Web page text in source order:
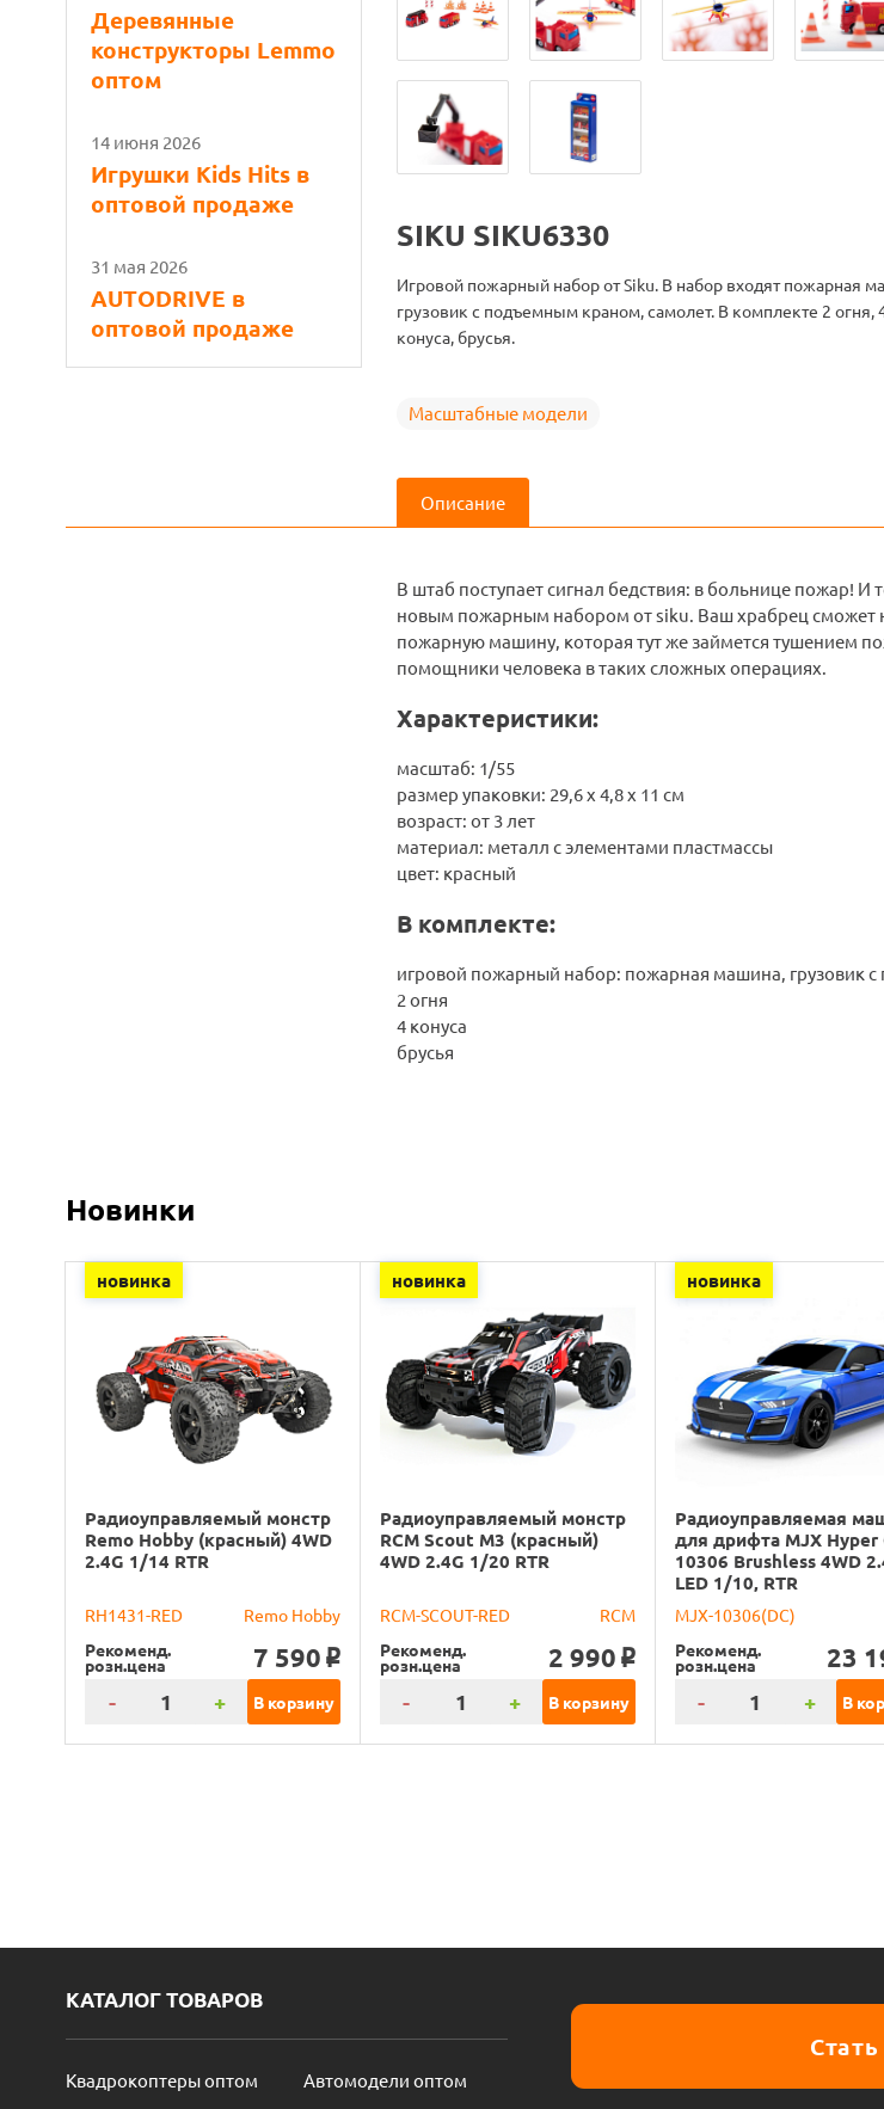
Деревянные
конструкторы Lemmo
оптом
14 июня 2026
Игрушки Kids Hits в
оптовой продаже
31 мая 2026
AUTODRIVE в
оптовой продаже
SIKU SIKU6330
Игровой пожарный набор от Siku. В набор входят пожарная
грузовик с подъемным краном, самолет. В комплекте 2 огня,
конуса, брусья.
Масштабные модели
Описание
В штаб поступает сигнал бедствия: в больнице пожар! И
новым пожарным набором от siku. Ваш храбрец сможет
пожарную машину, которая тут же займется тушением
помощники человека в таких сложных операциях.
Характеристики:
масштаб: 1/55
размер упаковки: 29,6 x 4,8 x 11 см
возраст: от 3 лет
материал: металл с элементами пластмассы
цвет: красный
В комплекте:
игровой пожарный набор: пожарная машина, грузовик
2 огня
4 конуса
брусья
Новинки
новинка
Радиоуправляемый монстр
Remo Hobby (красный) 4WD
2.4G 1/14 RTR
RH1431-RED
Remo Hobby
Рекоменд.
розн.цена 7 590 o
- + В корзину
новинка
Радиоуправляемый монстр
RCM Scout M3 (красный)
4WD 2.4G 1/20 RTR
RCM-SCOUT-RED
RCM
Рекоменд.
розн.цена 2 990 o
- + В корзину
новинка
Радиоуправляемая
для дрифта MJX Hyper
10306 Brushless 4WD
LED 1/10, RTR
MJX-10306(DC)
Рекоменд.
розн.цена 23
- + В
КАТАЛОГ ТОВАРОВ
Квадрокоптеры оптом Автомодели оптом